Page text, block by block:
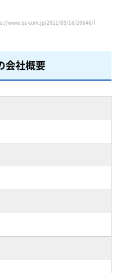
www.oz-com.jp/2021/09/16/20646/）
会社概要